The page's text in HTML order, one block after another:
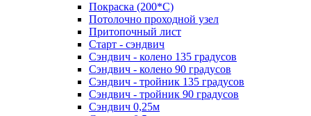
Покраска (200*С)
Потолочно проходной узел
Притопочный лист
Старт - сэндвич
Сэндвич - колено 135 градусов
Сэндвич - колено 90 градусов
Сэндвич - тройник 135 градусов
Сэндвич - тройник 90 градусов
Сэндвич 0,25м